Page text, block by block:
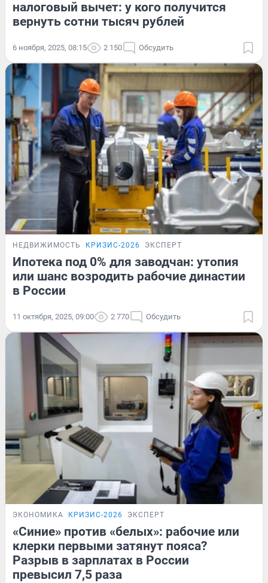
налоговый вычет: у кого получится
вернуть сотни тысяч рублей
6 ноября, 2025, 08:15 2 150 Обсудить
НЕДВИЖИМОСТЬ КРИЗИС-2026 ЭКСПЕРТ
Ипотека под 0% для заводчан: утопия
или шанс возродить рабочие династии
в России
11 октября, 2025, 09:00 2 770 Обсудить
ЭКОНОМИКА КРИЗИС-2026 ЭКСПЕРТ
«Синие» против «белых»: рабочие или
клерки первыми затянут пояса?
Разрыв в зарплатах в России
превысил 7,5 раза